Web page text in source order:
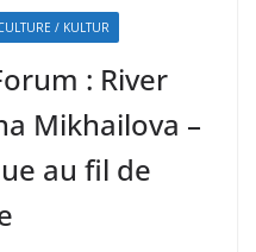
/ KULTUR
: River
Mikhailova –
au fil de